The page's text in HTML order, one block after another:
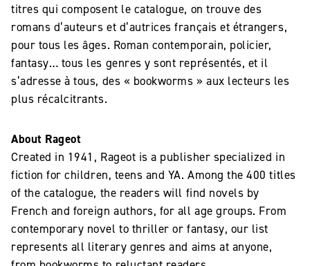
titres qui composent le catalogue, on trouve des
romans d’auteurs et d’autrices français et étrangers,
pour tous les âges. Roman contemporain, policier,
fantasy… tous les genres y sont représentés, et il
s’adresse à tous, des « bookworms » aux lecteurs les
plus récalcitrants.
About Rageot
Created in 1941, Rageot is a publisher specialized in
fiction for children, teens and YA. Among the 400 titles
of the catalogue, the readers will find novels by
French and foreign authors, for all age groups. From
contemporary novel to thriller or fantasy, our list
represents all literary genres and aims at anyone,